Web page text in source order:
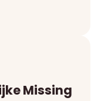
Missing